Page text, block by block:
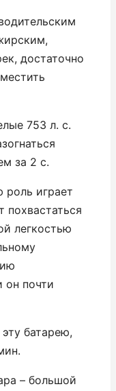
достаточно
753 л. с.
за 2 с.
роль играет
легкостью
он почти
батарею,
– большой